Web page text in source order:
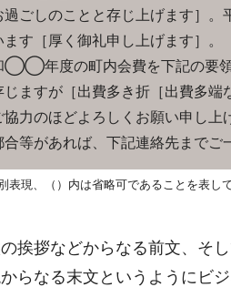
過ごしのことと存じ上げます］
す［厚く御礼申し上げます］。
◯◯年度の町内会費を下記の要領
じますが［出費多き折［出費多
力のほどよろしくお願い申し上
等があれば、下記連絡先までご
表現、（）内は省略可であることを表し
挨拶などからなる前文、そ
らなる末文というようにビ